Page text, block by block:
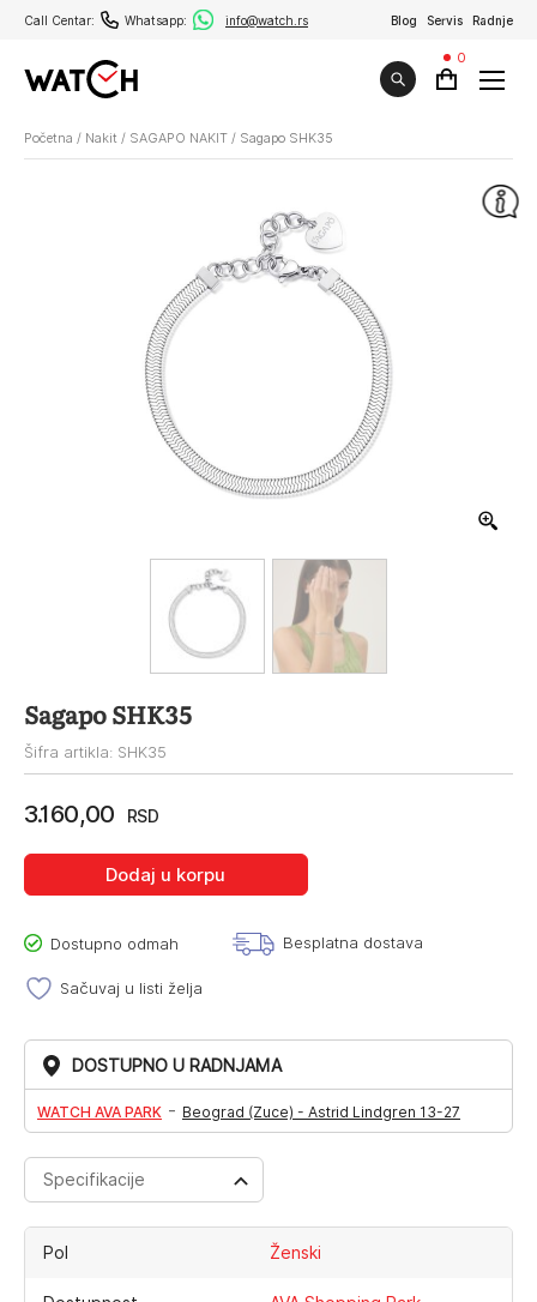
Call Centar: Whatsapp: info@watch.rs Blog Servis Radnje
0
Početna / Nakit / SAGAPO NAKIT / Sagapo SHK35
Sagapo SHK35
Šifra artikla: SHK35
3.160,00 RSD
Dodaj u korpu
Dostupno odmah Besplatna dostava
Sačuvaj u listi želja
DOSTUPNO U RADNJAMA
WATCH AVA PARK - Beograd (Zuce) - Astrid Lindgren 13-27
Specifikacije
Pol Ženski